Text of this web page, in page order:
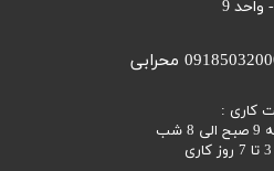
9
کاری :